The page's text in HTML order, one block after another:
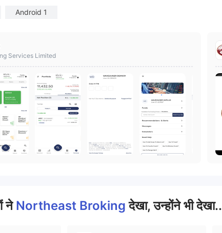
Android 1
Services Limited
ने Northeast Brokingदेखा, उन्होंने भी देखा..